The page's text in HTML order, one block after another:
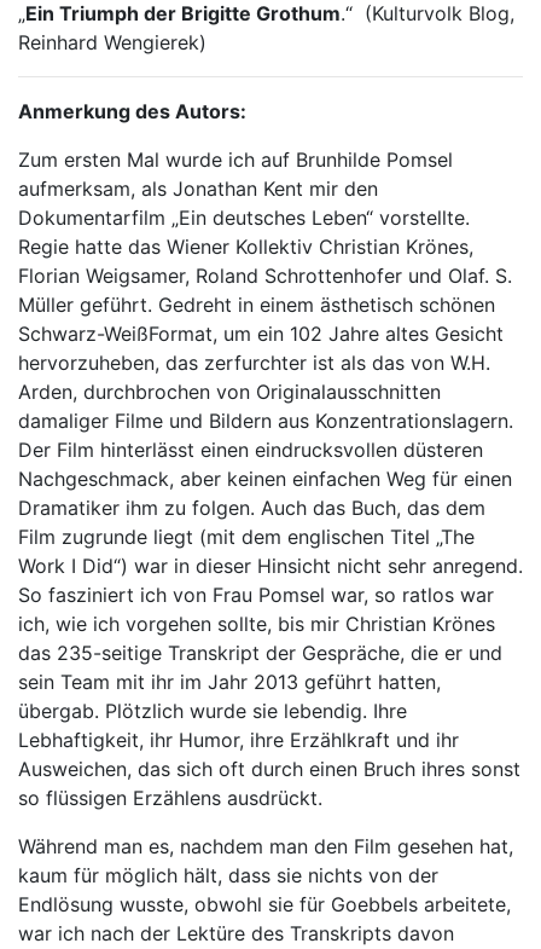
„Ein Triumph der Brigitte Grothum.“ (Kulturvolk Blog,
Reinhard Wengierek)
Anmerkung des Autors:
Zum ersten Mal wurde ich auf Brunhilde Pomsel
aufmerksam, als Jonathan Kent mir den
Dokumentarfilm „Ein deutsches Leben“ vorstellte.
Regie hatte das Wiener Kollektiv Christian Krönes,
Florian Weigsamer, Roland Schrottenhofer und Olaf. S.
Müller geführt. Gedreht in einem ästhetisch schönen
Schwarz-WeißFormat, um ein 102 Jahre altes Gesicht
hervorzuheben, das zerfurchter ist als das von W.H.
Arden, durchbrochen von Originalausschnitten
damaliger Filme und Bildern aus Konzentrationslagern.
Der Film hinterlässt einen eindrucksvollen düsteren
Nachgeschmack, aber keinen einfachen Weg für einen
Dramatiker ihm zu folgen. Auch das Buch, das dem
Film zugrunde liegt (mit dem englischen Titel „The
Work I Did“) war in dieser Hinsicht nicht sehr anregend.
So fasziniert ich von Frau Pomsel war, so ratlos war
ich, wie ich vorgehen sollte, bis mir Christian Krönes
das 235-seitige Transkript der Gespräche, die er und
sein Team mit ihr im Jahr 2013 geführt hatten,
übergab. Plötzlich wurde sie lebendig. Ihre
Lebhaftigkeit, ihr Humor, ihre Erzählkraft und ihr
Ausweichen, das sich oft durch einen Bruch ihres sonst
so flüssigen Erzählens ausdrückt.
Während man es, nachdem man den Film gesehen hat,
kaum für möglich hält, dass sie nichts von der
Endlösung wusste, obwohl sie für Goebbels arbeitete,
war ich nach der Lektüre des Transkripts davon